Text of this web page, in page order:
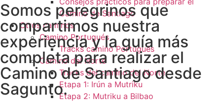
Camino de Santiago
Otros caminos
Camino Portugués
Tracks camino Portugués
Camino del Norte
Tracks del camino del Norte
Etapa 1: Irún a Mutriku
Etapa 2: Mutriku a Bilbao
Somos peregrinos que
compartimos nuestra
experiencia y la guía más
completa para realizar el
Camino de Santiago desde
Sagunto.